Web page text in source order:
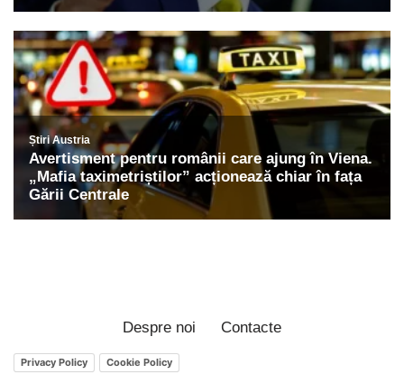
Despre noi Contacte
Privacy Policy Cookie Policy